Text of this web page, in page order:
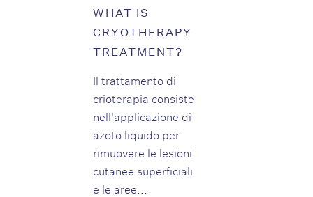
WHAT IS
CRYOTHERAPY
TREATMENT?
Il trattamento di
crioterapia consiste
nell'applicazione di
azoto liquido per
rimuovere le lesioni
cutanee superficiali
e le aree...